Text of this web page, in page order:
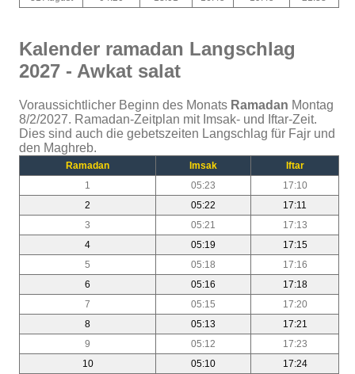
Kalender ramadan Langschlag
2027 - Awkat salat
Voraussichtlicher Beginn des Monats Ramadan Montag
8/2/2027. Ramadan-Zeitplan mit Imsak- und Iftar-Zeit.
Dies sind auch die gebetszeiten Langschlag für Fajr und
den Maghreb.
Ramadan Imsak
Iftar
1
05:23
17:10
2
05:22
17:11
3
05:21
17:13
4
05:19
17:15
5
05:18
17:16
6
05:16
17:18
7
05:15
17:20
8
05:13
17:21
9
05:12
17:23
10
05:10
17:24